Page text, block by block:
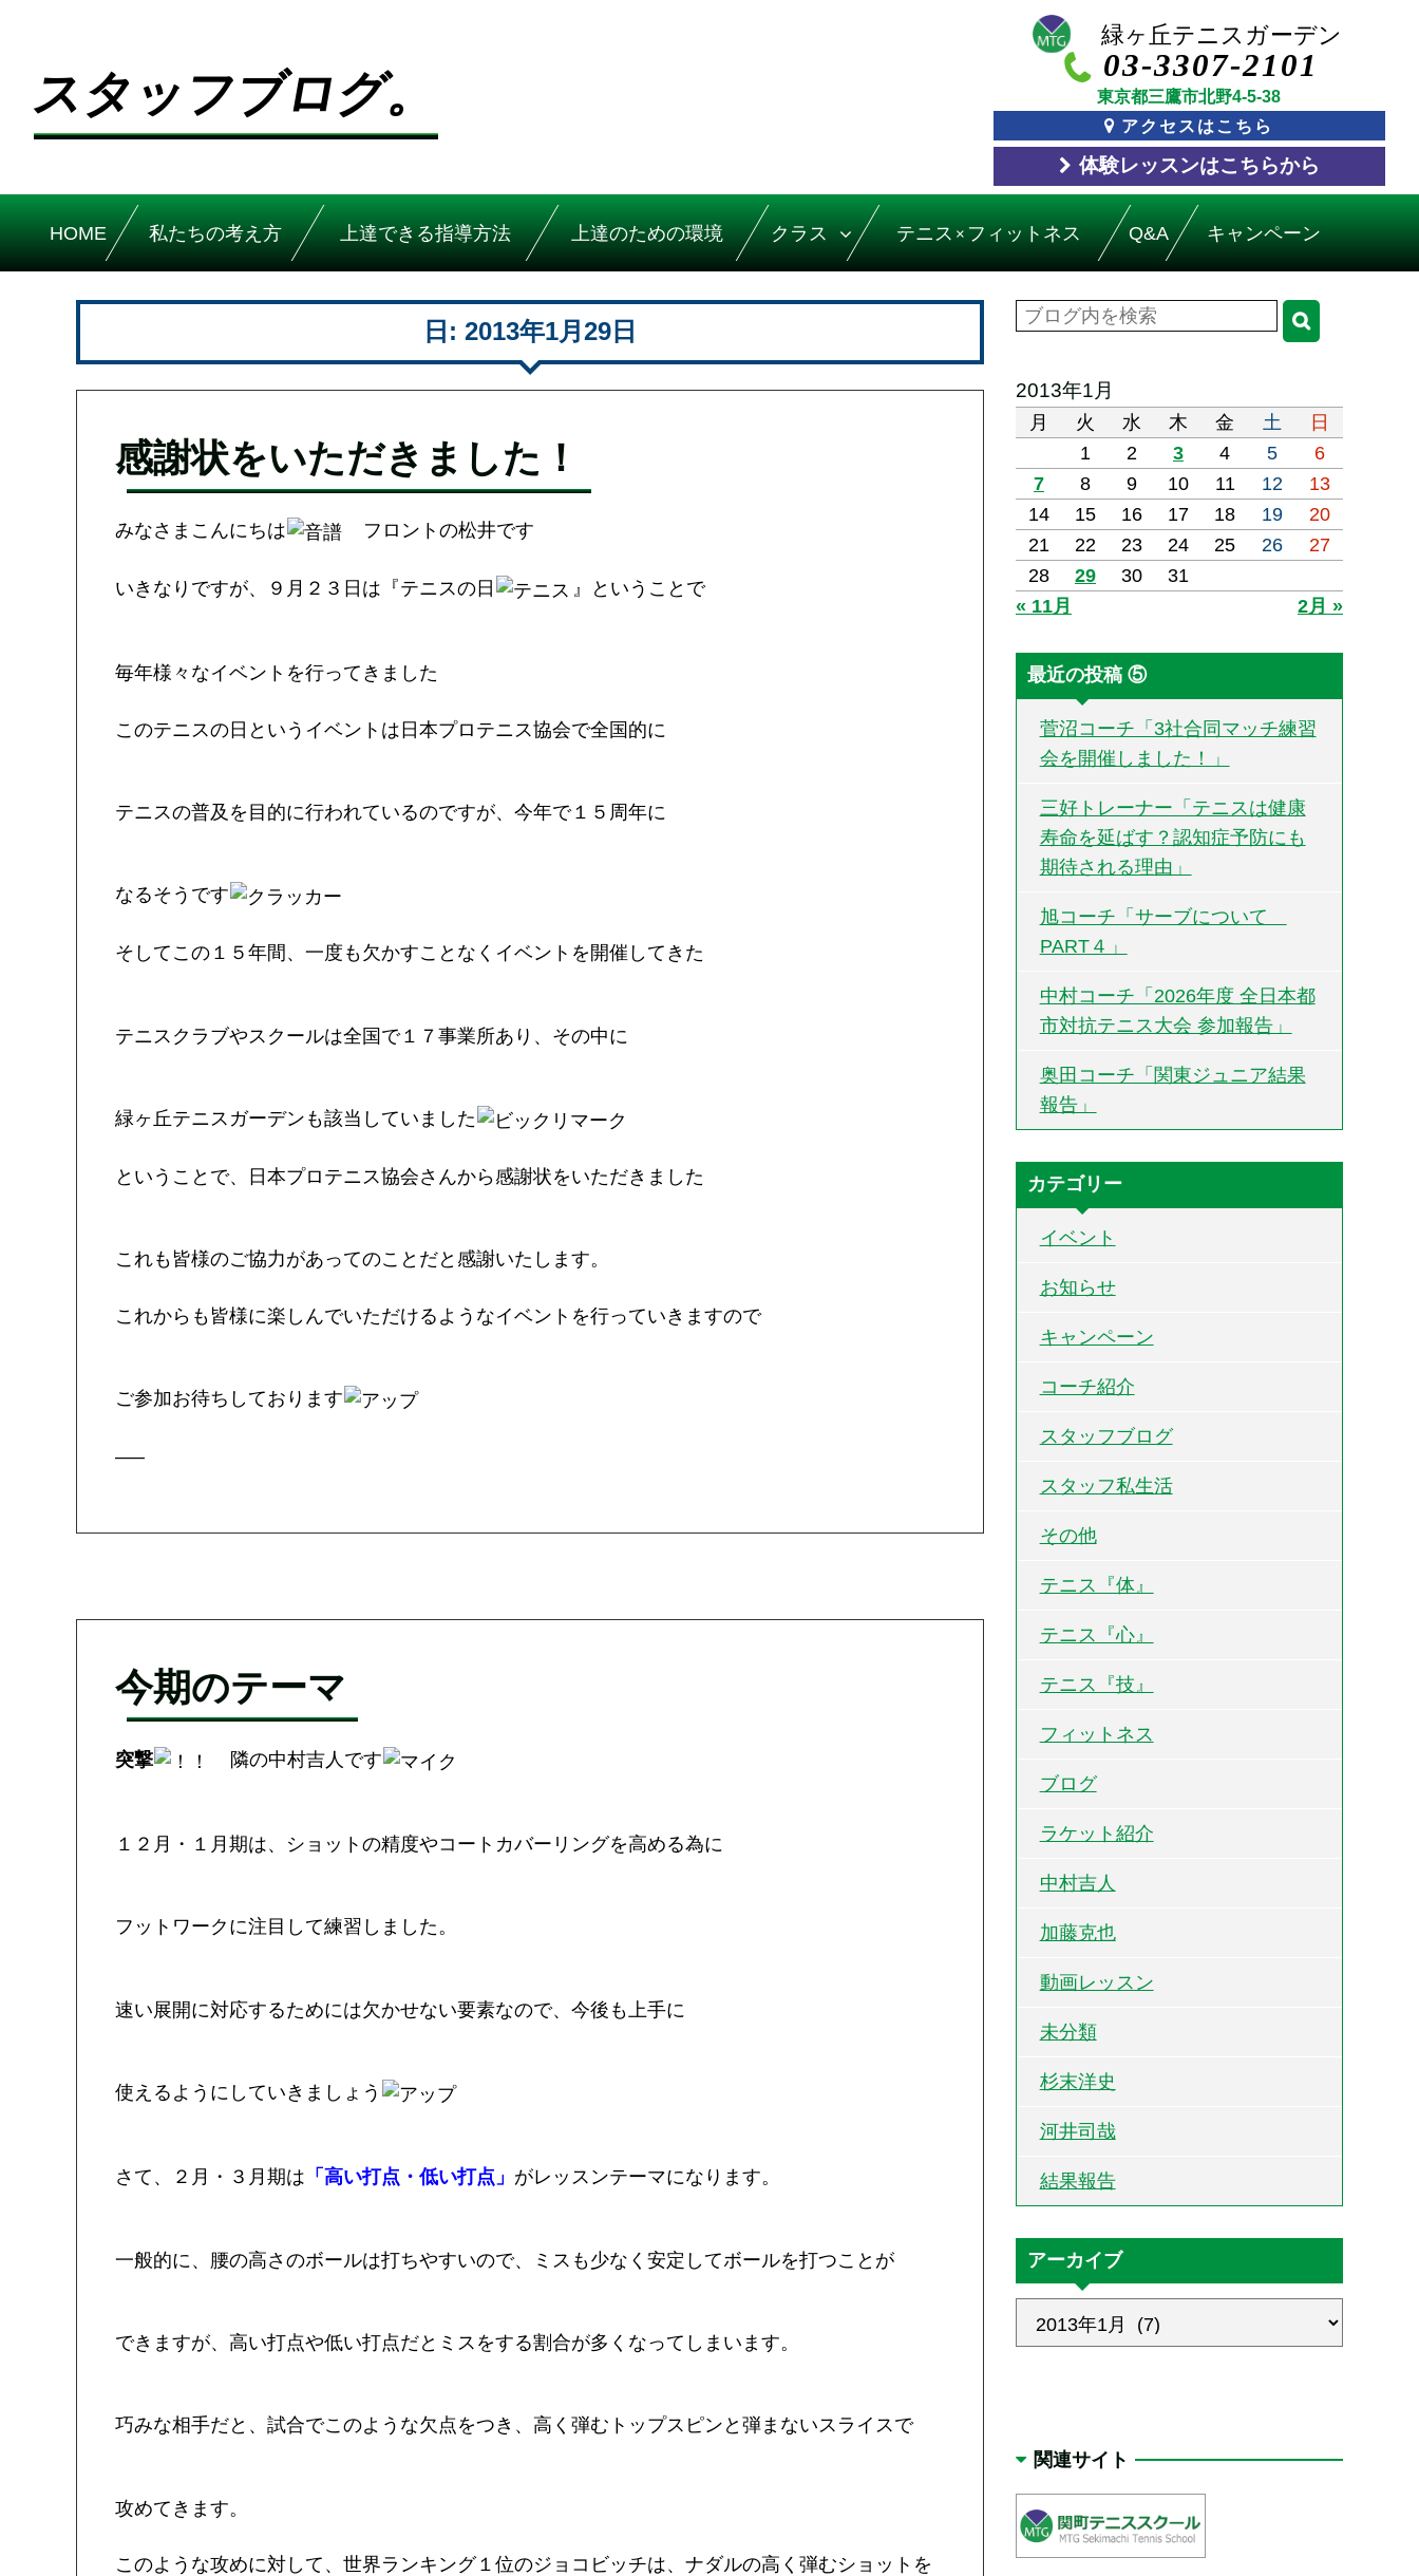
スタッフブログ。
03-3307-2101
東京都三鷹市北野4-5-38
アクセスはこちら
体験レッスンはこちらから
HOME 私たちの考え方 上達できる指導方法 上達のための環境 クラス テニス × フィットネス Q&A キャンペーン
日: 2013年1月29日
感謝状をいただきました！
みなさまこんにちは フロントの松井です
いきなりですが、９月２３日は『テニスの日 』ということで
毎年様々なイベントを行ってきました
このテニスの日というイベントは日本プロテニス協会で全国的に
テニスの普及を目的に行われているのですが、今年で１５周年に
なるそうです
そしてこの１５年間、一度も欠かすことなくイベントを開催してきた
テニスクラブやスクールは全国で１７事業所あり、その中に
緑ヶ丘テニスガーデンも該当していました
ということで、日本プロテニス協会さんから感謝状をいただきました
これも皆様のご協力があってのことだと感謝いたします。
これからも皆様に楽しんでいただけるようなイベントを行っていきますので
ご参加お待ちしております
—–
今期のテーマ
突撃 隣の中村吉人です
１２月・１月期は、ショットの精度やコートカバーリングを高める為に
フットワークに注目して練習しました。
速い展開に対応するためには欠かせない要素なので、今後も上手に
使えるようにしていきましょう
さて、２月・３月期は 「高い打点・低い打点」 がレッスンテーマになります。
一般的に、腰の高さのボールは打ちやすいので、ミスも少なく安定してボールを打つことが
できますが、高い打点や低い打点だとミスをする割合が多くなってしまいます。
巧みな相手だと、試合でこのような欠点をつき、高く弾むトップスピンと弾まないスライスで
攻めてきます。
このような攻めに対して、世界ランキング１位のジョコビッチは、ナダルの高く弾むショットを
2013年1月
月 火 水 木 金 土
日
1
2 3 4 5
6
7
8 9 10 11 12
13
14
15 16 17 18 19
20
21
22 23 24 25 26
27
28
29 30
31
« 11月
2月 »
最近の投稿 ⑤
菅沼コーチ「3社合同マッチ練習
会を開催しました！」
三好トレーナー「テニスは健康
寿命を延ばす？認知症予防にも
期待される理由」
旭コーチ「サーブについて
PART４」
中村コーチ「2026年度 全日本都
市対抗テニス大会 参加報告」
奥田コーチ「関東ジュニア結果
報告」
カテゴリー
イベント
お知らせ
キャンペーン
コーチ紹介
スタッフブログ
スタッフ私生活
その他
テニス『体』
テニス『心』
テニス『技』
フィットネス
ブログ
ラケット紹介
中村吉人
加藤克也
動画レッスン
未分類
杉末洋史
河井司哉
結果報告
アーカイブ
関連サイト